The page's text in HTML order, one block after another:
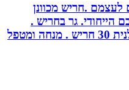
.חריש מכוונן
גר בחריש .
כתובת הקליניקה : רחוב כלנית 30 חריש . מנחה ומטפל